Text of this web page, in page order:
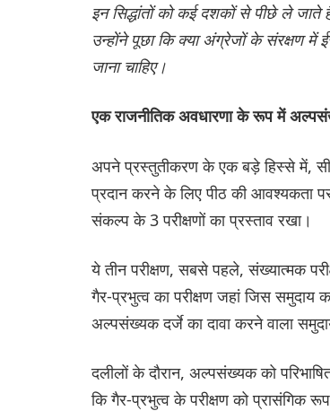
इन सिद्धांतों को कई दशकों से पीछे ले
उन्होंने पूछा कि क्या अंग्रेजों के संरक्षण में
जाना चाहिए।
एक राजनीतिक अवधारणा के रूप में
अपने प्रस्तुतीकरण के एक बड़े हिस्से में,
प्रदान करने के लिए पीठ की आवश्यकता
संकल्प के 3 परीक्षणों का प्रस्ताव रखा।
ये तीन परीक्षण, सबसे पहले, संख्यात्मक
गैर-प्रभुत्व का परीक्षण जहां जिस समुदाय
अल्पसंख्यक दर्जे का दावा करने वाला
दलीलों के दौरान, अल्पसंख्यक को
कि गैर-प्रभुत्व के परीक्षण को प्रासंगिक